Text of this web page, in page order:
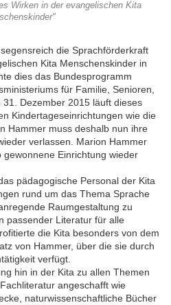
Wirken in der evangelischen Kita
die Sprachförderkraft
Kita Menschenskinder in
dies das Bundesprogramm
für Familie, Senioren,
Dezember 2015 läuft dieses
Kindertageseinrichtungen wie die
Hammer muss deshalb nun ihre
verlassen. Marion Hammer
Einrichtung wieder
pädagogische Personal der Kita
rund um das Thema Sprache
Raumgestaltung zu
passender Literatur für alle
die Kita besonders von dem
von Hammer, über die sie durch
verfügt.
hin in der Kita zu allen Themen
angeschafft wie
naturwissenschaftliche Bücher